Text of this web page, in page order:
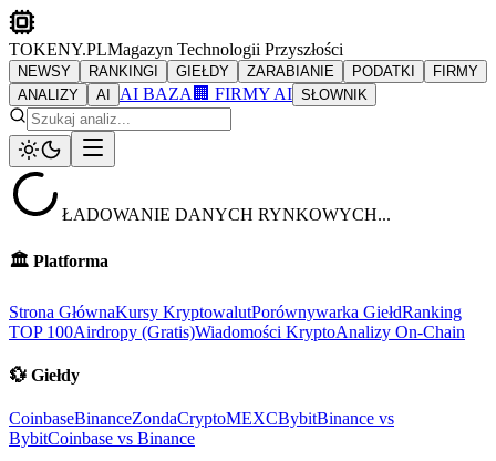
TOKENY.PLMagazyn Technologii Przyszłości
NEWSY RANKINGI GIEŁDY ZARABIANIE PODATKI
FIRMY
ANALIZY
AI AI BAZA 🏢 FIRMY AI SŁOWNIK
ŁADOWANIE DANYCH RYNKOWYCH...
🏛️ Platforma
Strona GłównaKursy KryptowalutPorównywarka GiełdRanking
TOP 100Airdropy (Gratis)Wiadomości KryptoAnalizy On-Chain
💱 Giełdy
CoinbaseBinanceZondaCryptoMEXCBybitBinance vs
BybitCoinbase vs Binance